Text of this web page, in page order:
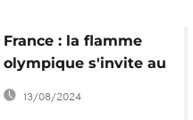
France : la flamme
olympique s'invite au
défilé militaire du 14
13/08/2024